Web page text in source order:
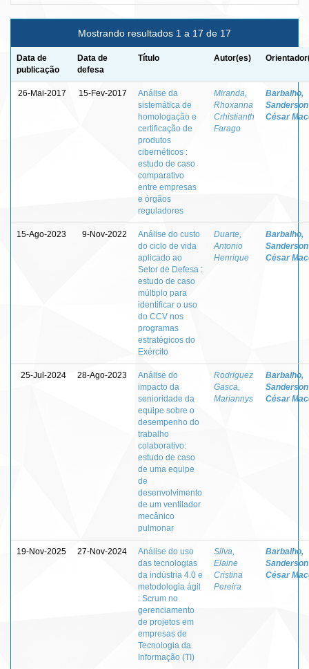
Mostrando resultados 1 a 17 de 17
Data de
publicação
Data de
defesa
Título Autor(es)
26-Mai-2017 15-Fev-2017
Análise da
sistemática de
homologação e
certificação de
produtos
cibernéticos :
estudo de caso
comparativo
entre empresas
e órgãos
reguladores
Miranda,
Rhoxanna
Crhistianth
Farago
Barbalho,
Sanderson
César
15-Ago-2023 9-Nov-2022
Análise do custo
do ciclo de vida
aplicado ao
Setor de Defesa :
estudo de caso
múltiplo para
identificar o uso
do CCV nos
programas
estratégicos do
Exército
Duarte,
Antonio
Henrique
Barbalho,
Sanderson
César
25-Jul-2024 28-Ago-2023
Análise do
impacto da
senioridade da
equipe sobre o
desempenho do
trabalho
colaborativo:
estudo de caso
de uma equipe
de
desenvolvimento
de um ventilador
mecânico
pulmonar
Rodriguez
Gasca,
Mariannys
Barbalho,
Sanderson
César
19-Nov-2025 27-Nov-2024
Análise do uso
das tecnologias
da indústria 4.0 e
metodologia ágil
: Scrum no
gerenciamento
de projetos em
empresas de
Tecnologia da
Informação (TI)
Silva,
Elaine
Cristina
Pereira
Barbalho,
Sanderson
César